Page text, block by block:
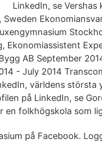
LinkedIn, se
Ekonomiassistent
AB September
- July 2014
världens
på LinkedIn, se
en folkhögskola som
på Facebook.